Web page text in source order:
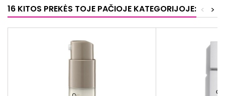
16 KITOS PREKĖS TOJE PAČIOJE KATEGORIJOJE: >
<